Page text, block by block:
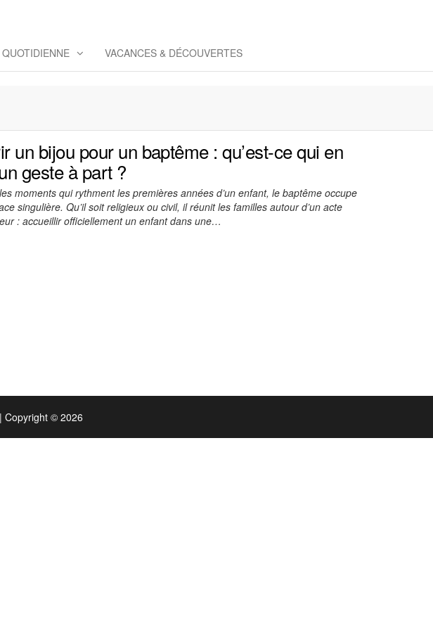
VACANCES & DÉCOUVERTES
un bijou pour un baptême : qu’est-ce qui en
geste à part ?
moments qui rythment les premières années d’un enfant, le baptême occupe
singulière. Qu’il soit religieux ou civil, il réunit les familles autour d’un acte
: accueillir officiellement un enfant dans une…
| Copyright © 2026